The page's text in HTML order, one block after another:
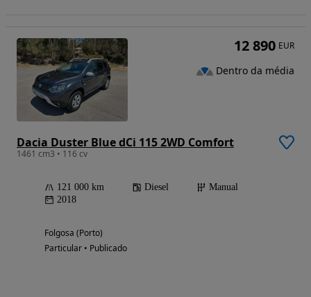
Dacia Duster Blue dCi 115 2WD Comfort
1461 cm3 • 116 cv
121 000 km Diesel
Manual
2018
Folgosa (Porto)
Particular • Publicado
12 890 EUR
Dentro da média